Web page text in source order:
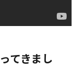
てきまし